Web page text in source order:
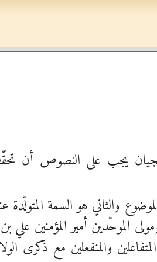
يجب على النصوص أن
والثاني هو السمة المتولّدة
الموحّدين أمير المؤمنين علي
والمنفعلين مع